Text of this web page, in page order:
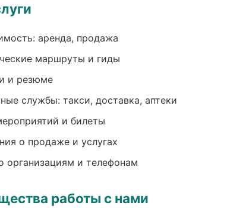
аренда, продажа
маршруты и гиды
и резюме
службы: такси, доставка, аптеки
и билеты
о продаже и услугах
организациям и телефонам
работы с нами